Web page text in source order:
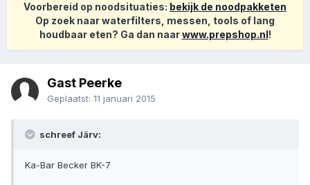
Voorbereid op noodsituaties: bekijk de noodpakketen
Op zoek naar waterfilters, messen, tools of lang
houdbaar eten? Ga dan naarwww.prepshop.nl!
Gast Peerke
Geplaatst: 11 januari 2015
schreef Järv:
Ka-Bar Becker BK-7